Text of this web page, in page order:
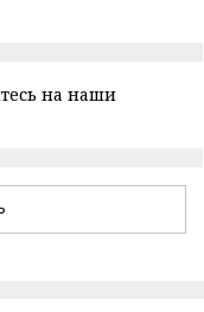
на наши